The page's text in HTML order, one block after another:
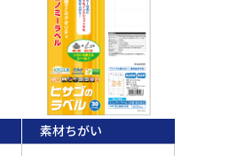
素材ちがい